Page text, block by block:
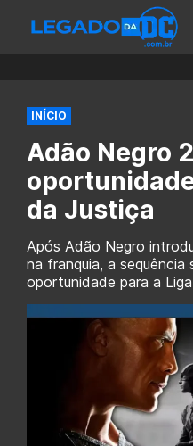
INÍCIO
Adão Negro
da Justiça
Após Adão Negro
na franquia, a sequência
oportunidade para a